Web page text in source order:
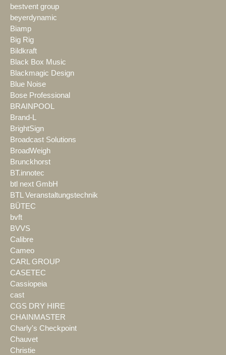
bestvent group
beyerdynamic
Biamp
Big Rig
Bildkraft
Black Box Music
Blackmagic Design
Blue Noise
Bose Professional
BRAINPOOL
Brand-L
BrightSign
Broadcast Solutions
BroadWeigh
Brunckhorst
BT.innotec
btl next GmbH
BTL Veranstaltungstechnik
BÜTEC
bvft
BVVS
Calibre
Cameo
CARL GROUP
CASETEC
Cassiopeia
cast
CGS DRY HIRE
CHAINMASTER
Charly's Checkpoint
Chauvet
Christie